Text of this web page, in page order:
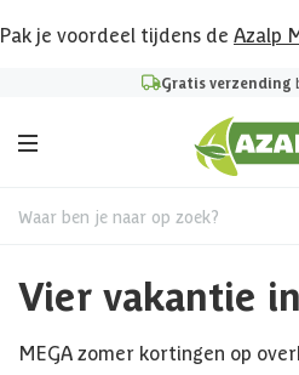
Pak je voordeel tijdens de Azalp
Gratis verzending
Waar ben je naar op zoek?
Vier vakantie
MEGA zomer kortingen op